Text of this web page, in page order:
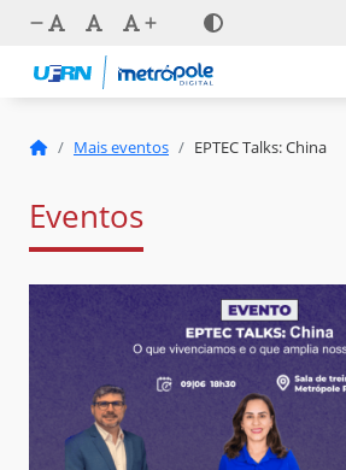
Mais eventos EPTEC Talks: China
Eventos